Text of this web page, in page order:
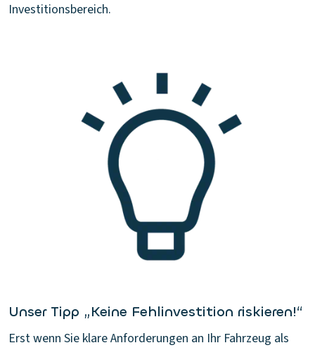
Investitionsbereich.
Unser Tipp „Keine Fehlinvestition riskieren!“
Erst wenn Sie klare Anforderungen an Ihr Fahrzeug als